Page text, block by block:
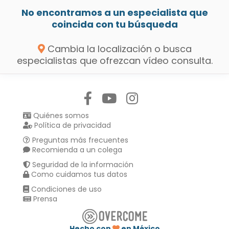
No encontramos a un especialista que
coincida con tu búsqueda
Cambia la localización o busca
especialistas que ofrezcan vídeo consulta.
Quiénes somos
Política de privacidad
Preguntas más frecuentes
Recomienda a un colega
Seguridad de la información
Como cuidamos tus datos
Condiciones de uso
Prensa